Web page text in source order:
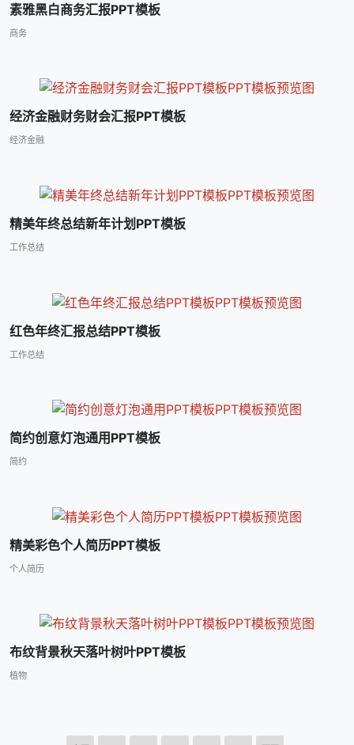
素雅黑白商务汇报PPT模板
商务
经济金融财务财会汇报PPT模板
经济金融
精美年终总结新年计划PPT模板
工作总结
红色年终汇报总结PPT模板
工作总结
简约创意灯泡通用PPT模板
简约
精美彩色个人简历PPT模板
个人简历
布纹背景秋天落叶树叶PPT模板
植物